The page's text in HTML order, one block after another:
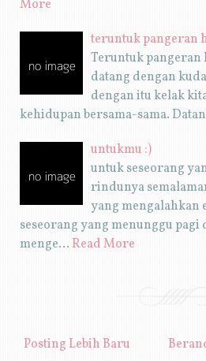
More
teruntuk pangeran
Teruntuk pangeran
datang dengan
dengan itu kelak
kehidupan bersama-sama.
untukmu :)
untuk seseorang
rindunya
yang mengalahkan
seseorang yang menunggu
menge… Read More
Posting Lebih Baru